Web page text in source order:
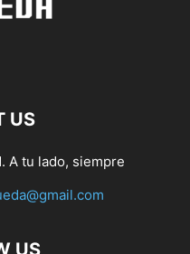
US
A tu lado, siempre
US